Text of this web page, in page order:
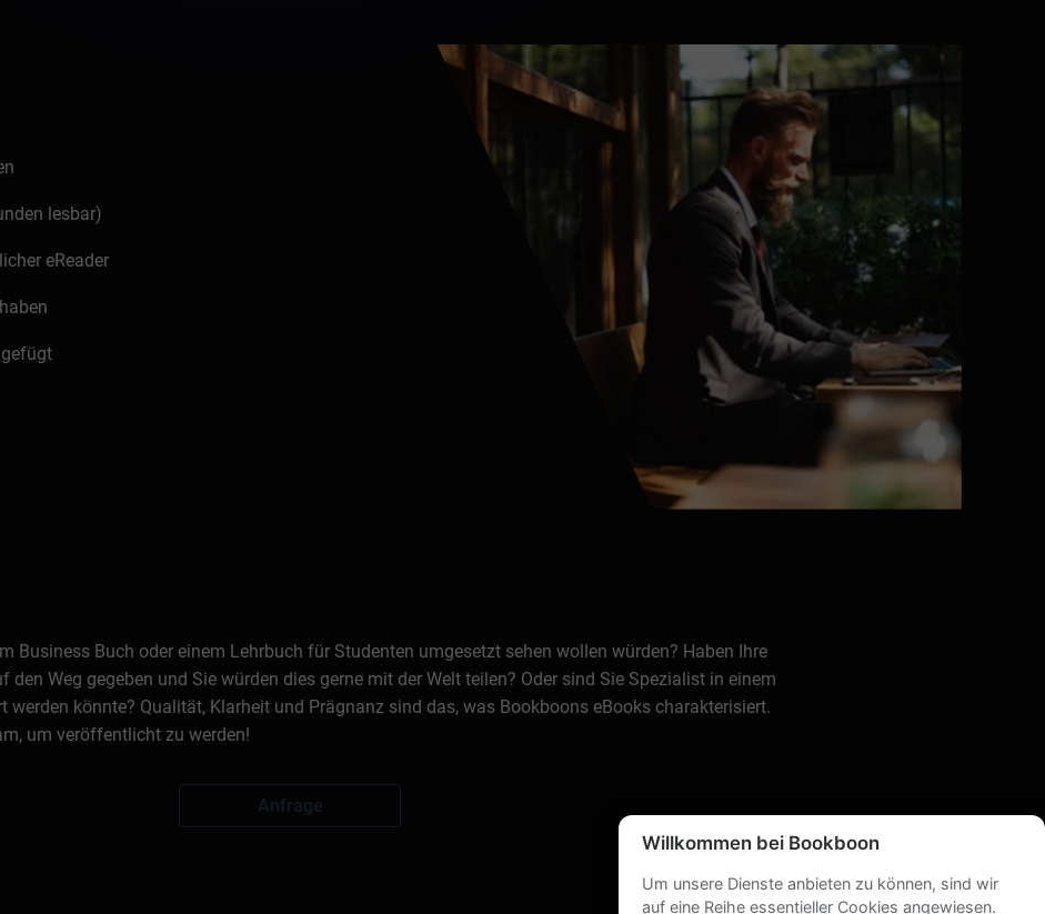
lesbar)
eReader
Business Buch oder einem Lehrbuch für Studenten umgesetzt sehen wollen würden? Haben Ihre
den Weg gegeben und Sie würden dies gerne mit der Welt teilen? Oder sind Sie Spezialist in einem
werden könnte? Qualität, Klarheit und Prägnanz sind das, was Bookboons eBooks charakterisiert.
um veröffentlicht zu werden!
Anfrage
Willkommen bei Bookboon
Um unsere Dienste anbieten zu können, sind wir
auf eine Reihe essentieller Cookies angewiesen.